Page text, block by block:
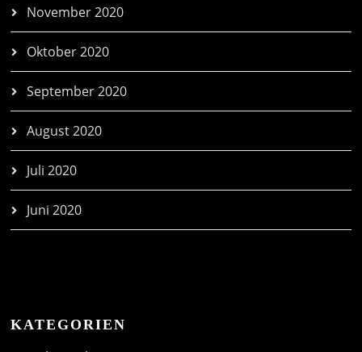
November 2020
Oktober 2020
September 2020
August 2020
Juli 2020
Juni 2020
KATEGORIEN